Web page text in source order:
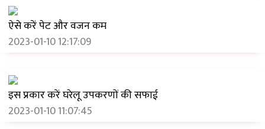
ऐसे करें पेट और वजन कम
2023-01-10 12:17:09
इस प्रकार करें घरेलू उपकरणों की सफाई
2023-01-10 11:07:45